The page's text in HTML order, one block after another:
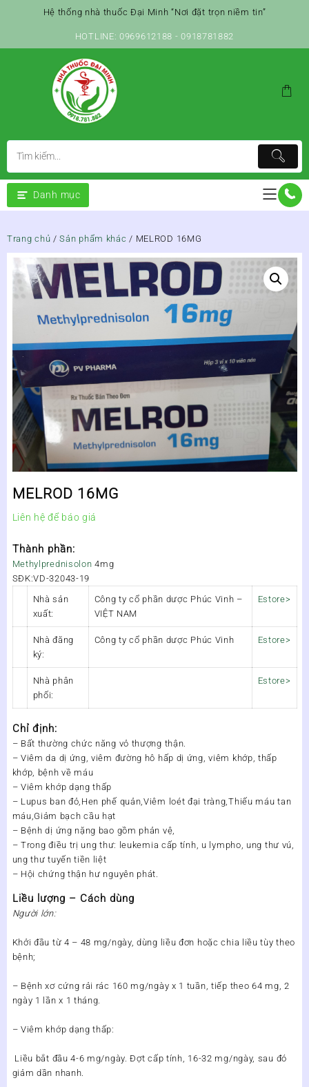
Hệ thống nhà thuốc Đại Minh “Nơi đặt trọn niềm tin”
HOTLINE: 0969612188 - 0918781882
Danh mục
Trang chủ /Sản phẩm khác / MELROD 16MG
MELROD 16MG
Liên hệ để báo giá
Thành phần:
Methylprednisolon 4mg
SĐK:VD-32043-19
Nhà sản
xuất:
Công ty cổ phần dược Phúc Vinh –
VIỆT NAM
Estore>
Nhà đăng
ký:
Công ty cổ phần dược Phúc Vinh Estore>
Nhà phân
phối:
Estore>
Chỉ định:
– Bất thường chức năng vỏ thượng thận.
– Viêm da dị ứng, viêm đường hô hấp dị ứng, viêm khớp, thấp
khớp, bệnh về máu
– Viêm khớp dạng thấp
– Lupus ban đỏ,Hen phế quản,Viêm loét đại tràng,Thiếu máu tan
máu,Giảm bạch cầu hạt
– Bệnh dị ứng nặng bao gồm phản vệ,
– Trong điều trị ung thư: leukemia cấp tính, u lympho, ung thư vú,
ung thư tuyến tiền liệt
– Hội chứng thận hư nguyên phát.
Liều lượng – Cách dùng
Người lớn:
Khởi đầu từ 4 – 48 mg/ngày, dùng liều đơn hoặc chia liều tùy theo
bệnh;
– Bệnh xơ cứng rải rác 160 mg/ngày x 1 tuần, tiếp theo 64 mg, 2
ngày 1 lần x 1 tháng.
– Viêm khớp dạng thấp:
Liều bắt đầu 4-6 mg/ngày. Đợt cấp tính, 16-32 mg/ngày, sau đó
giảm dần nhanh.